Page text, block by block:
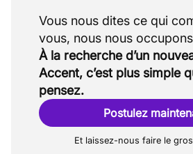
Vous nous dites ce qui
À la recherche d’un
Accent, c’est plus simple
pensez.
Postulez
Et laissez-nous faire le